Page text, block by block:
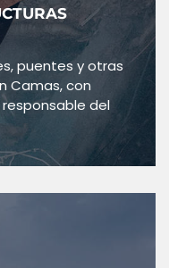
puentes y otras
Camas, con
del